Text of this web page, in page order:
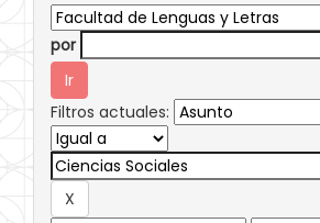
por
Filtros actuales: